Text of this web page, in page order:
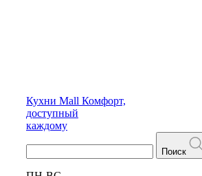
Кухни Mall Комфорт,
доступный
каждому
Поиск